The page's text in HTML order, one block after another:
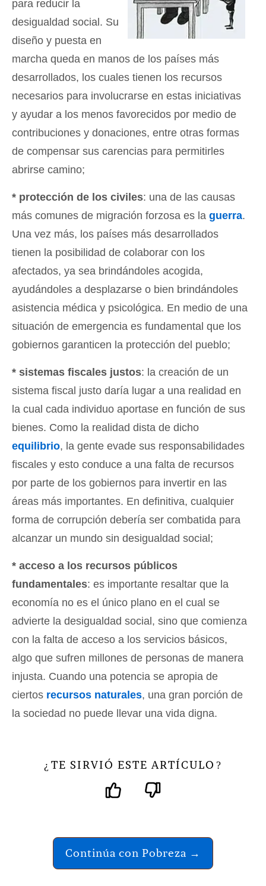
para reducir la
desigualdad social. Su
diseño y puesta en
marcha queda en manos de los países más
desarrollados, los cuales tienen los recursos
necesarios para involucrarse en estas iniciativas
y ayudar a los menos favorecidos por medio de
contribuciones y donaciones, entre otras formas
de compensar sus carencias para permitirles
abrirse camino;
* protección de los civiles: una de las causas
más comunes de migración forzosa es la guerra.
Una vez más, los países más desarrollados
tienen la posibilidad de colaborar con los
afectados, ya sea brindándoles acogida,
ayudándoles a desplazarse o bien brindándoles
asistencia médica y psicológica. En medio de una
situación de emergencia es fundamental que los
gobiernos garanticen la protección del pueblo;
* sistemas fiscales justos: la creación de un
sistema fiscal justo daría lugar a una realidad en
la cual cada individuo aportase en función de sus
bienes. Como la realidad dista de dicho
equilibrio, la gente evade sus responsabilidades
fiscales y esto conduce a una falta de recursos
por parte de los gobiernos para invertir en las
áreas más importantes. En definitiva, cualquier
forma de corrupción debería ser combatida para
alcanzar un mundo sin desigualdad social;
* acceso a los recursos públicos
fundamentales: es importante resaltar que la
economía no es el único plano en el cual se
advierte la desigualdad social, sino que comienza
con la falta de acceso a los servicios básicos,
algo que sufren millones de personas de manera
injusta. Cuando una potencia se apropia de
ciertos recursos naturales, una gran porción de
la sociedad no puede llevar una vida digna.
¿ TE SIRVIÓ ESTE ARTÍCULO ?
Continúa con Pobreza →